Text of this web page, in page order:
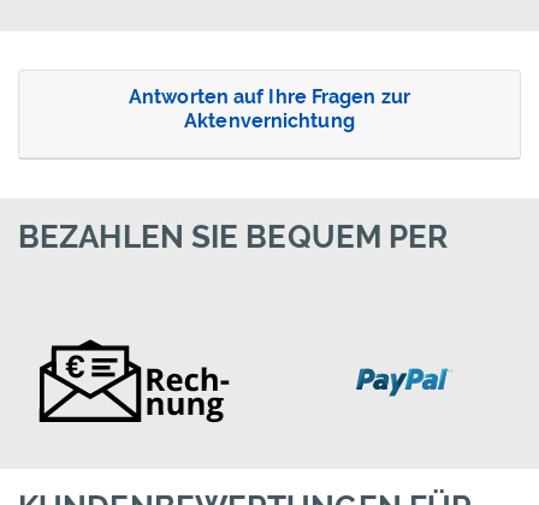
Antworten auf Ihre Fragen zur
Aktenvernichtung
BEZAHLEN SIE BEQUEM PER